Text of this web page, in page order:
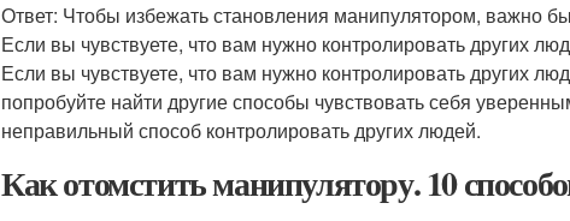
Ответ: Чтобы избежать становления манипулятором, важно
Если вы чувствуете, что вам нужно контролировать других
Если вы чувствуете, что вам нужно контролировать других
попробуйте найти другие способы чувствовать себя
неправильный способ контролировать других людей.
Как отомстить манипулятору. 10